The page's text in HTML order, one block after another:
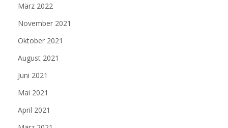
März 2022
November 2021
Oktober 2021
August 2021
Juni 2021
Mai 2021
April 2021